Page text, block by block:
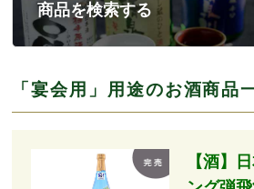
商品を検索する
「宴会用」用途のお酒商品
【酒】